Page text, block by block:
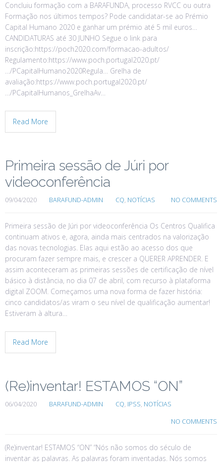
Concluiu formação com a BARAFUNDA, processo RVCC ou outra
Formação nos últimos tempos? Pode candidatar-se ao Prémio
Capital Humano 2020 e ganhar um prémio até 5 mil euros…
CANDIDATURAS até 30 JUNHO Segue o link para
inscrição:https://poch2020.com/formacao-adultos/
Regulamento:https://www.poch.portugal2020.pt/
…/PCapitalHumano2020Regula… Grelha de
avaliação:https://www.poch.portugal2020.pt/
…/PCapitalHumanos_GrelhaAv…
Read More
Primeira sessão de Júri por
videoconferência
09/04/2020 BARAFUND-ADMIN CQ, NOTÍCIAS NO COMMENTS
Primeira sessão de Júri por videoconferência Os Centros Qualifica
continuam ativos e, agora, ainda mais centrados na valorização
das novas tecnologias. Elas aqui estão ao acesso dos que
procuram fazer sempre mais, e crescer a QUERER APRENDER. E
assim aconteceram as primeiras sessões de certificação de nível
básico à distância, no dia 07 de abril, com recurso à plataforma
digital ZOOM. Começamos uma nova forma de fazer história:
cinco candidatos/as viram o seu nível de qualificação aumentar!
Estiveram à altura…
Read More
(Re)inventar! ESTAMOS “ON”
06/04/2020 BARAFUND-ADMIN CQ, IPSS, NOTÍCIAS
NO COMMENTS
(Re)inventar! ESTAMOS “ON” “Nós não somos do século de
inventar as palavras. As palavras foram inventadas. Nós somos